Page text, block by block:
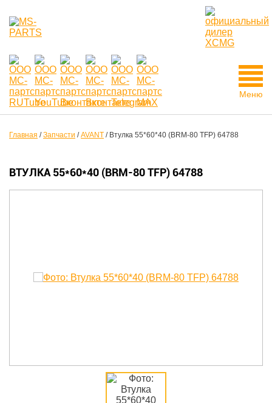
Меню
Главная /Запчасти /AVANT / Втулка 55*60*40 (BRM-80 TFP) 64788
ВТУЛКА 55*60*40 (BRM-80 TFP) 64788